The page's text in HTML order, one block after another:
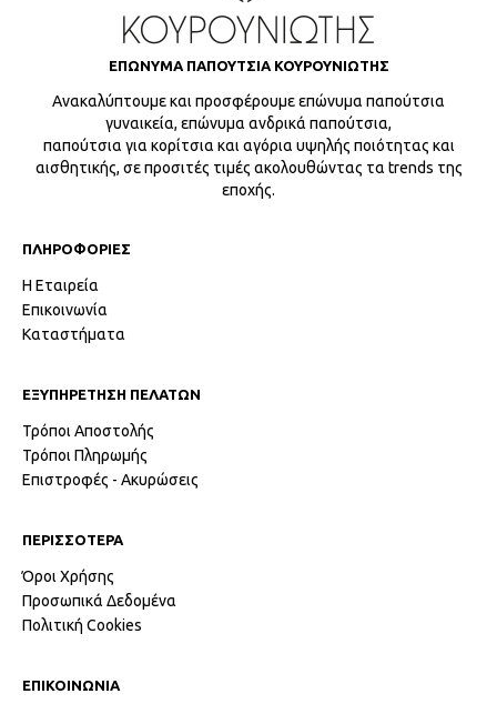
ΕΠΩΝΥΜΑ ΠΑΠΟΥΤΣΙΑ ΚΟΥΡΟΥΝΙΩΤΗΣ
Ανακαλύπτουμε και προσφέρουμε επώνυμα παπούτσια
γυναικεία, επώνυμα ανδρικά παπούτσια,
παπούτσια για κορίτσια και αγόρια υψηλής ποιότητας και
αισθητικής, σε προσιτές τιμές ακολουθώντας τα trends της
εποχής.
ΠΛΗΡΟΦΟΡΙΕΣ
Η Εταιρεία
Επικοινωνία
Καταστήματα
ΕΞΥΠΗΡΕΤΗΣΗ ΠΕΛΑΤΩΝ
Τρόποι Αποστολής
Τρόποι Πληρωμής
Επιστροφές - Ακυρώσεις
ΠΕΡΙΣΣΟΤΕΡΑ
Όροι Χρήσης
Προσωπικά Δεδομένα
Πολιτική Cookies
ΕΠΙΚΟΙΝΩΝΙΑ